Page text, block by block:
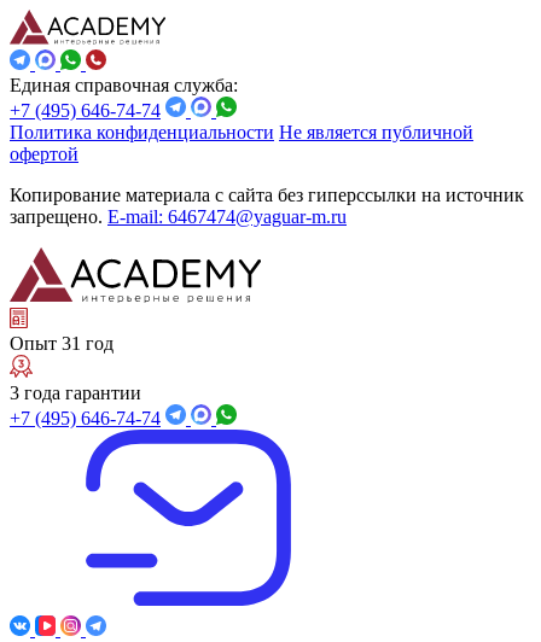
Единая справочная служба:
+7 (495) 646-74-74
Политика конфиденциальности Не является публичной
офертой
Копирование материала с сайта без гиперссылки на источник
запрещено. E-mail: 6467474@yaguar-m.ru
Опыт 31 год
3 года гарантии
+7 (495) 646-74-74